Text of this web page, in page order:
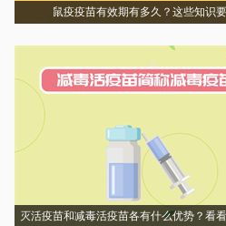
鼠疫疫苗有效期有多久？这些知识
灭活疫苗和减毒活疫苗各有什么优势？看